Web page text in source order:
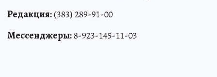
Редакция:(383) 289-91-00
Мессенджеры:8-923-145-11-03